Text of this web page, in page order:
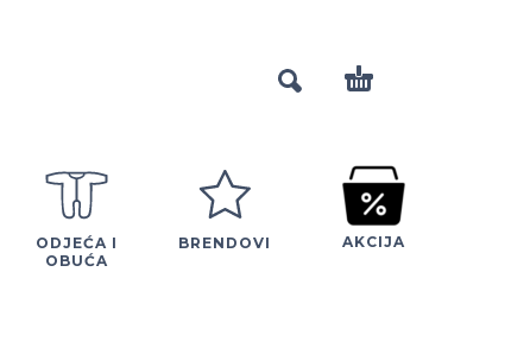
ODJEĆA I
OBUĆA
BRENDOVI AKCIJA